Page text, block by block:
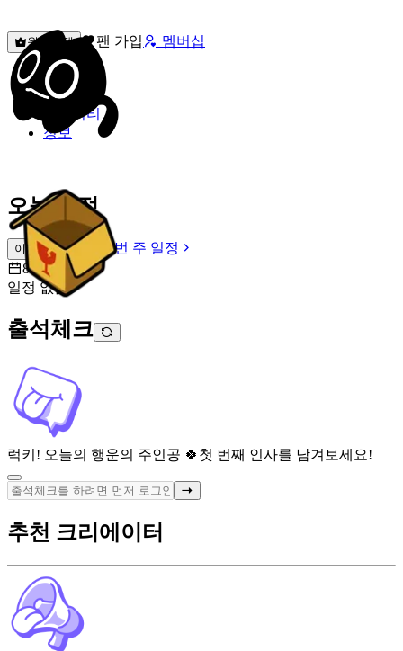
원픽선택 팬 가입 멤버십
밐타운
피드
커뮤니티
정보
오늘 일정
이번 주 일정
이번 주 일정
8월 9일 [일]
일정 없음
출석체크
럭키! 오늘의 행운의 주인공 🍀 첫 번째 인사를 남겨보세요!
추천 크리에이터